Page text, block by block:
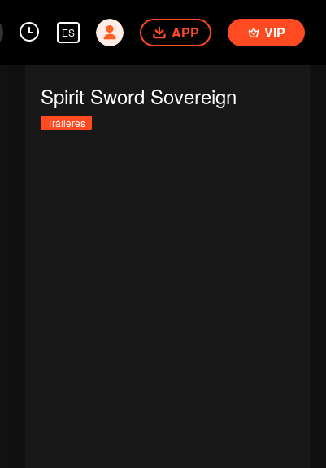
ES APP VIP
Spirit Sword Sovereign
Tráileres